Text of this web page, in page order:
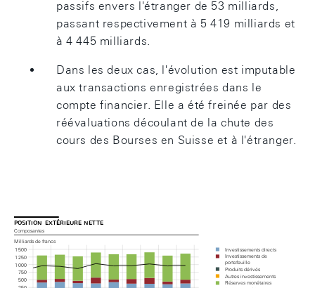
passifs envers l'étranger de 53 milliards,
passant respectivement à 5 419 milliards et
à 4 445 milliards.
Dans les deux cas, l'évolution est imputable
aux transactions enregistrées dans le
compte financier. Elle a été freinée par des
réévaluations découlant de la chute des
cours des Bourses en Suisse et à l'étranger.
position extérieure nette
Composantes
Milliards de francs
500
750
1 000
1 250
1 500
Investissements directs
Investissements de
portefeuille
Produits dérivés
Autres investissements
Réserves monétaires